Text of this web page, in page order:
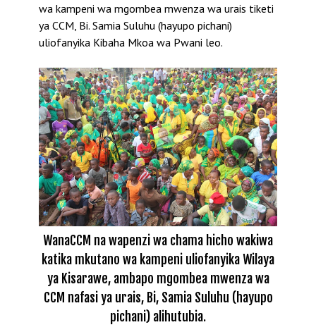
wa kampeni wa mgombea mwenza wa urais tiketi
ya CCM, Bi. Samia Suluhu (hayupo pichani)
uliofanyika Kibaha Mkoa wa Pwani leo.
WanaCCM na wapenzi wa chama hicho wakiwa
katika mkutano wa kampeni uliofanyika Wilaya
ya Kisarawe, ambapo mgombea mwenza wa
CCM nafasi ya urais, Bi, Samia Suluhu (hayupo
pichani) alihutubia.